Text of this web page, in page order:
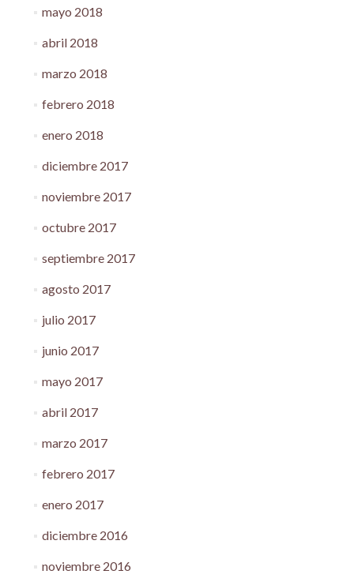
mayo 2018
abril 2018
marzo 2018
febrero 2018
enero 2018
diciembre 2017
noviembre 2017
octubre 2017
septiembre 2017
agosto 2017
julio 2017
junio 2017
mayo 2017
abril 2017
marzo 2017
febrero 2017
enero 2017
diciembre 2016
noviembre 2016